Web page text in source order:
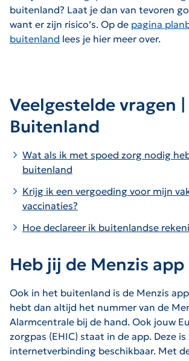
buitenland? Laat je dan van tevoren
want er zijn risico’s. Op de pagina
buitenland lees je hier meer over.
Veelgestelde vragen |
Buitenland
Wat als ik met spoed zorg nodig
buitenland
Krijg ik een vergoeding voor mijn
vaccinaties?
Hoe declareer ik buitenlandse
Heb jij de Menzis app
Ook in het buitenland is de Menzis
hebt dan altijd het nummer van de
Alarmcentrale bij de hand. Ook jouw
zorgpas (EHIC) staat in de app. Deze
internetverbinding beschikbaar. Met